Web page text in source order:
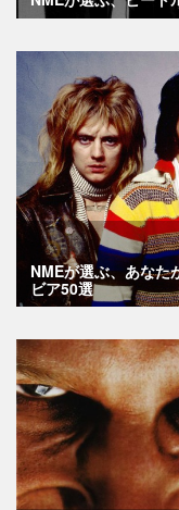
NMEが選ぶ、あなた
ビア50選